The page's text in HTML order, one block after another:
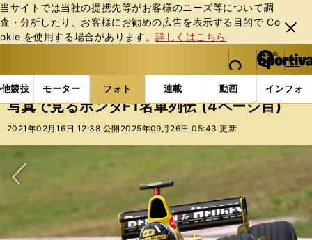
当サイトでは当社の提携先等がお客様のニーズ等について調
査・分析したり、お客様にお勧めの広告を表⽰する⽬的で Co
okie を使⽤する場合があります。詳しくはこちら
閉じ
る
web Sportiva (webスポルティーバ)
検索
マイペ
ー
ジ
メニュ
競技 モーター フォト 連載 動画 インフォ
b
ス
ポ
ル
ー
バ
フォトギャラリー コラムフォト 写真で見るホンダ
写真で見るホンダF1名車列伝 (4ページ目)
2021年02月16日 12:38 公開 2025年09月26日 05:43 更新
次へ